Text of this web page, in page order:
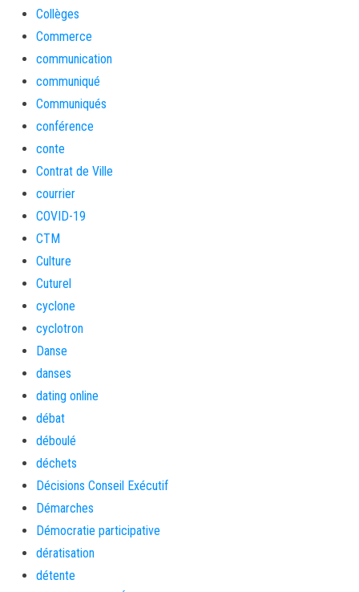
Collèges
Commerce
communication
communiqué
Communiqués
conférence
conte
Contrat de Ville
courrier
COVID-19
CTM
Culture
Cuturel
cyclone
cyclotron
Danse
danses
dating online
débat
déboulé
déchets
Décisions Conseil Exécutif
Démarches
Démocratie participative
dératisation
détente